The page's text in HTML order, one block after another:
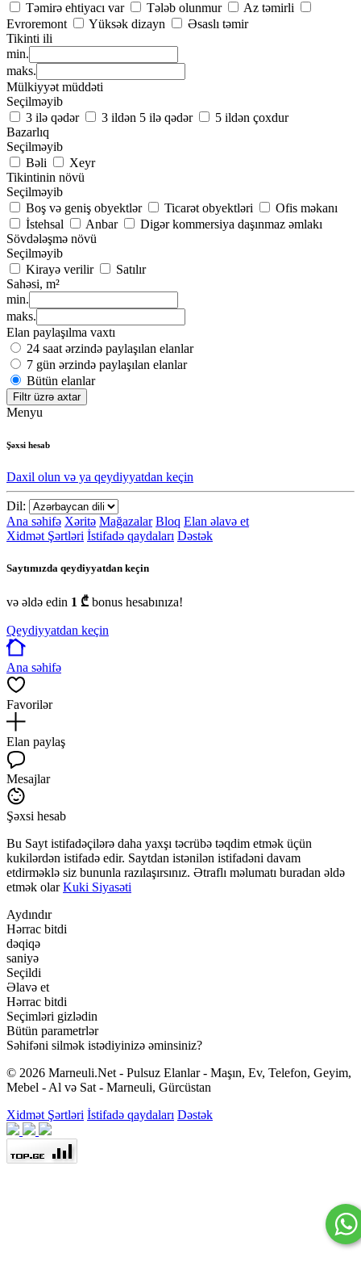
Təmirə ehtiyacı var
Tələb olunmur
Az təmirli
Evroremont
Yüksək dizayn
Əsaslı təmir
Tikinti ili
min.
maks.
Mülkiyyət müddəti
Seçilməyib
3 ilə qədər
3 ildən 5 ilə qədər
5 ildən çoxdur
Bazarlıq
Seçilməyib
Bəli
Xeyr
Tikintinin növü
Seçilməyib
Boş və geniş obyektlər
Ticarət obyektləri
Ofis məkanı
İstehsal
Anbar
Digər kommersiya daşınmaz əmlakı
Sövdələşmə növü
Seçilməyib
Kirayə verilir
Satılır
Sahəsi, m²
min.
maks.
Elan paylaşılma vaxtı
24 saat ərzində paylaşılan elanlar
7 gün ərzində paylaşılan elanlar
Bütün elanlar
Filtr üzrə axtar
Menyu
Şəxsi hesab
Daxil olun və ya qeydiyyatdan keçin
Dil:
Ana səhifə Xəritə Mağazalar Bloq Elan əlavə et
Xidmət Şərtləri İstifadə qaydaları Dəstək
Saytımızda qeydiyyatdan keçin
və əldə edin 1 ₾ bonus hesabınıza!
Qeydiyyatdan keçin
Ana səhifə
Favorilər
Elan paylaş
Mesajlar
Şəxsi hesab
Bu Sayt istifadəçilərə daha yaxşı təcrübə təqdim etmək üçün
kukilərdən istifadə edir. Saytdan istənilən istifadəni davam
etdirməklə siz bununla razılaşırsınız. Ətraflı məlumatı buradan əldə
etmək olarKuki Siyasəti
Aydındır
Hərrac bitdi
dəqiqə
saniyə
Seçildi
Əlavə et
Hərrac bitdi
Seçimləri gizlədin
Bütün parametrlər
Səhifəni silmək istədiyinizə əminsiniz?
© 2026 Marneuli.Net - Pulsuz Elanlar - Maşın, Ev, Telefon, Geyim,
Mebel - Al və Sat - Marneuli, Gürcüstan
Xidmət Şərtləri İstifadə qaydaları Dəstək